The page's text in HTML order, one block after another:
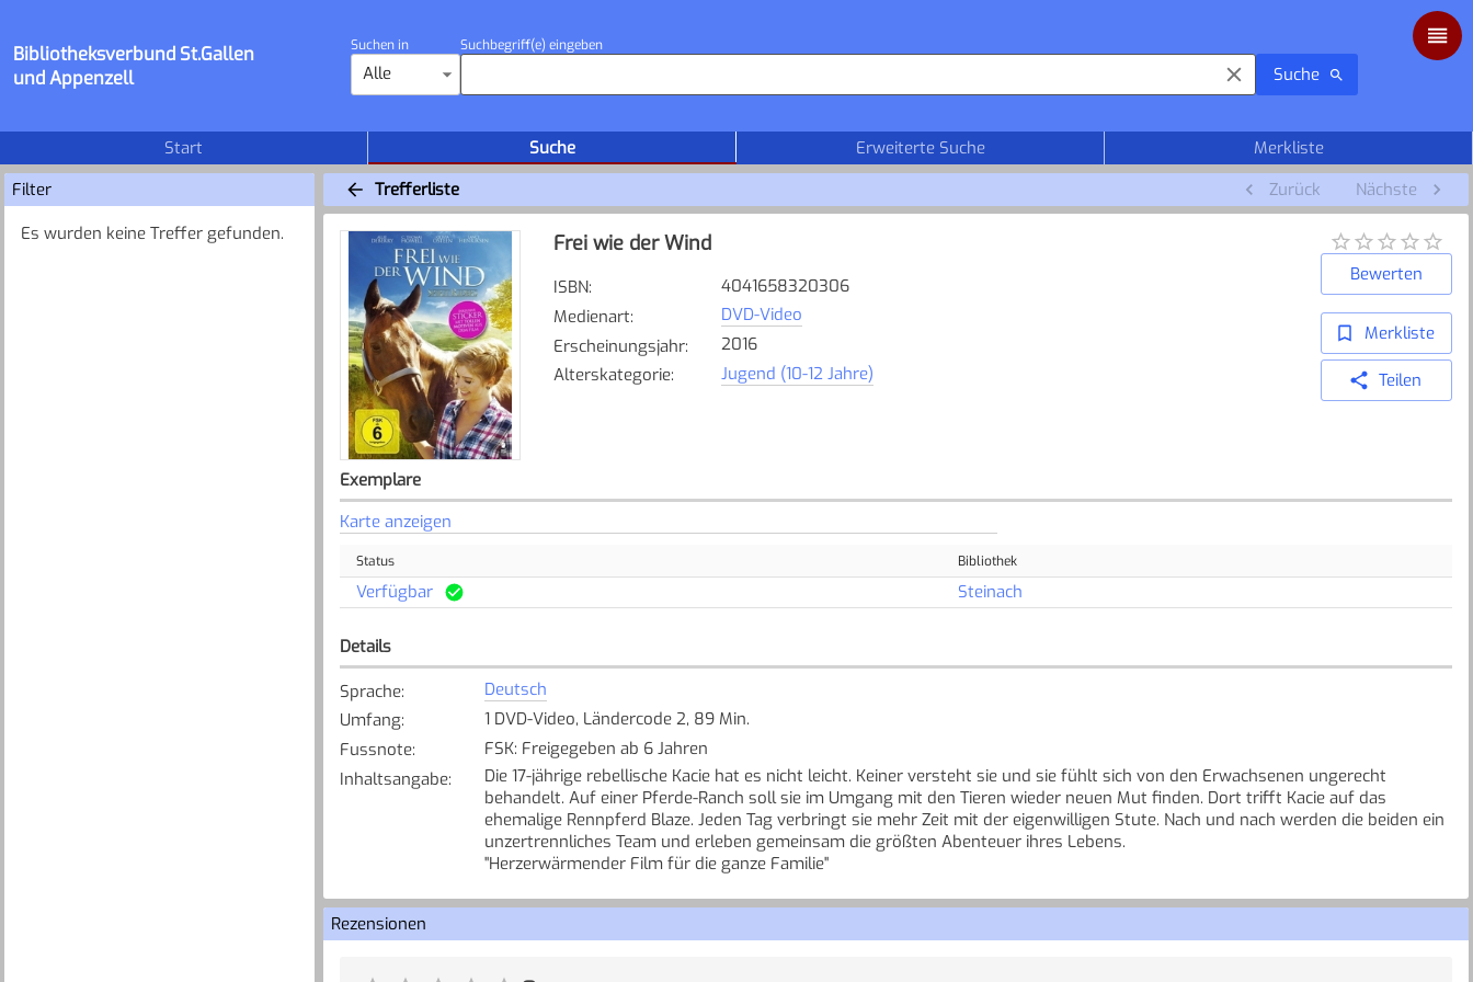
Bibliotheksverbund St.Gallen
und Appenzell
Suchen in
Alle
Suchbegriff(e) eingeben
Suche
Start Suche Erweiterte Suche
Merkliste
Filter
Es wurden keine Treffer gefunden.
Trefferliste Zurück Nächste
Frei wie der Wind
ISBN:
4041658320306
Medienart:
DVD-Video
Erscheinungsjahr:
2016
Alterskategorie: Jugend (10-12 Jahre)
Bewerten
Merkliste
Teilen
Exemplare
Karte anzeigen
Status Bibliothek
Verfügbar Steinach
Details
Sprache:
Deutsch
Umfang:
1 DVD-Video, Ländercode 2, 89 Min.
Fussnote:
FSK: Freigegeben ab 6 Jahren
Inhaltsangabe:
Die 17-jährige rebellische Kacie hat es nicht leicht. Keiner versteht sie und sie fühlt sich von den Erwachsenen ungerecht
behandelt. Auf einer Pferde-Ranch soll sie im Umgang mit den Tieren wieder neuen Mut finden. Dort trifft Kacie auf das
ehemalige Rennpferd Blaze. Jeden Tag verbringt sie mehr Zeit mit der eigenwilligen Stute. Nach und nach werden die beiden ein
unzertrennliches Team und erleben gemeinsam die größten Abenteuer ihres Lebens.
''Herzerwärmender Film für die ganze Familie''
Rezensionen